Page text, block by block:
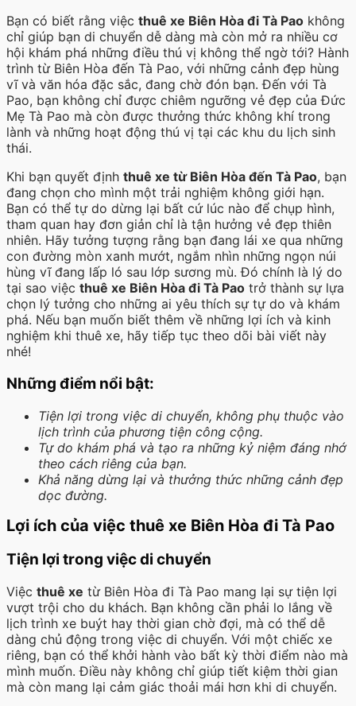
Bạn có biết rằng việc thuê xe Biên Hòa đi Tà Pao không
chỉ giúp bạn di chuyển dễ dàng mà còn mở ra nhiều cơ
hội khám phá những điều thú vị không thể ngờ tới? Hành
trình từ Biên Hòa đến Tà Pao, với những cảnh đẹp hùng
vĩ và văn hóa đặc sắc, đang chờ đón bạn. Đến với Tà
Pao, bạn không chỉ được chiêm ngưỡng vẻ đẹp của Đức
Mẹ Tà Pao mà còn được thưởng thức không khí trong
lành và những hoạt động thú vị tại các khu du lịch sinh
thái.
Khi bạn quyết định thuê xe từ Biên Hòa đến Tà Pao, bạn
đang chọn cho mình một trải nghiệm không giới hạn.
Bạn có thể tự do dừng lại bất cứ lúc nào để chụp hình,
tham quan hay đơn giản chỉ là tận hưởng vẻ đẹp thiên
nhiên. Hãy tưởng tượng rằng bạn đang lái xe qua những
con đường mòn xanh mướt, ngắm nhìn những ngọn núi
hùng vĩ đang lấp ló sau lớp sương mù. Đó chính là lý do
tại sao việc thuê xe Biên Hòa đi Tà Pao trở thành sự lựa
chọn lý tưởng cho những ai yêu thích sự tự do và khám
phá. Nếu bạn muốn biết thêm về những lợi ích và kinh
nghiệm khi thuê xe, hãy tiếp tục theo dõi bài viết này
nhé!
Những điểm nổi bật:
Tiện lợi trong việc di chuyển, không phụ thuộc vào
lịch trình của phương tiện công cộng.
Tự do khám phá và tạo ra những kỷ niệm đáng nhớ
theo cách riêng của bạn.
Khả năng dừng lại và thưởng thức những cảnh đẹp
dọc đường.
Lợi ích của việc thuê xe Biên Hòa đi Tà Pao
Tiện lợi trong việc di chuyển
Việc thuê xe từ Biên Hòa đi Tà Pao mang lại sự tiện lợi
vượt trội cho du khách. Bạn không cần phải lo lắng về
lịch trình xe buýt hay thời gian chờ đợi, mà có thể dễ
dàng chủ động trong việc di chuyển. Với một chiếc xe
riêng, bạn có thể khởi hành vào bất kỳ thời điểm nào mà
mình muốn. Điều này không chỉ giúp tiết kiệm thời gian
mà còn mang lại cảm giác thoải mái hơn khi di chuyển.